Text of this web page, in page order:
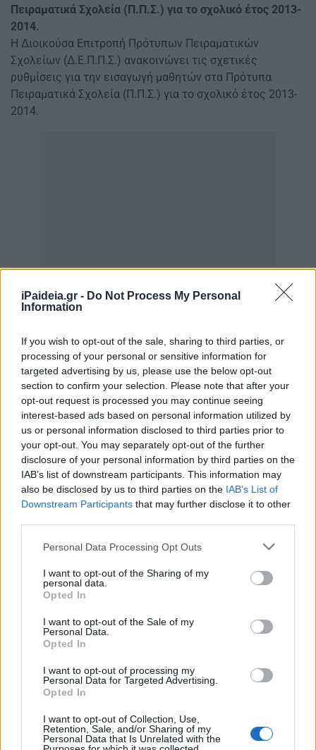
iPaideia.gr - Do Not Process My Personal
Information
If you wish to opt-out of the sale, sharing to third parties, or
processing of your personal or sensitive information for
targeted advertising by us, please use the below opt-out
section to confirm your selection. Please note that after your
opt-out request is processed you may continue seeing
interest-based ads based on personal information utilized by
us or personal information disclosed to third parties prior to
your opt-out. You may separately opt-out of the further
disclosure of your personal information by third parties on the
IAB’s list of downstream participants. This information may
also be disclosed by us to third parties on the IAB’s List of
Downstream Participants that may further disclose it to other
Please note that this website/app uses one or more Google
not limited to your visit or usage behaviour. You may click to
grant or deny consent to Google and its third-party tags to
use your data for below specified purposes in below Google
consent section.
Personal Data Processing Opt Outs
I want to opt-out of the Sharing of my
personal data.
Opted In
I want to opt-out of the Sale of my
Personal Data.
Opted In
I want to opt-out of processing my
Personal Data for Targeted Advertising.
Opted In
I want to opt-out of Collection, Use,
Retention, Sale, and/or Sharing of my
Personal Data that Is Unrelated with the
Πειραματικά Σχολεία (Π.Π.Σ.) για το σχολικό έτος 2013-
2014.
Η Διοικούσα Επιτροπή Πρότυπων Πειραματικών
Σχολείων (Δ.Ε.Π.Π.Σ.) ανακοινώνει τις σχετικές
ρυθμίσεις για την εισαγωγή μαθητών στα Πρότυπα
Πειραματικά Σχολεία (Π.Π.Σ.) για το σχολικό έτος 2013-
2014.
Η ανακοίνωση της Δ.Ε.Π.ΠΣ. είναι αναρτημένη εδώ.
Για το Δελτίο Τύπου πατήστε